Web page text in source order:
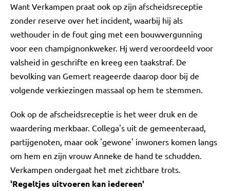
Want Verkampen praat ook op zijn afscheidsreceptie
zonder reserve over het incident, waarbij hij als
wethouder in de fout ging met een bouwvergunning
voor een champignonkweker. Hj werd veroordeeld voor
valsheid in geschrifte en kreeg een taakstraf. De
bevolking van Gemert reageerde daarop door bij de
volgende verkiezingen massaal op hem te stemmen.
Ook op de afscheidsreceptie is het weer druk en de
waardering merkbaar. Collega's uit de gemeenteraad,
partijgenoten, maar ook 'gewone' inwoners komen langs
om hem en zijn vrouw Anneke de hand te schudden.
Verkampen ondergaat het met zichtbare trots.
'Regeltjes uitvoeren kan iedereen'